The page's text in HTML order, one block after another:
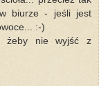
w biurze - jeśli jest
:-)
żeby nie wyjść z